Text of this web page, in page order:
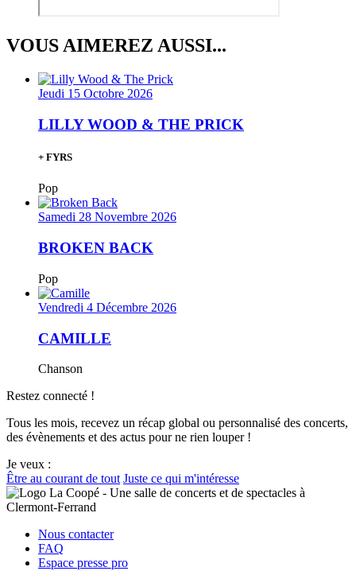
VOUS AIMEREZ AUSSI...
Jeudi 15 Octobre 2026
LILLY WOOD & THE PRICK
+ FYRS
Pop
Samedi 28 Novembre 2026
BROKEN BACK
Pop
Vendredi 4 Décembre 2026
CAMILLE
Chanson
Restez connecté !
Tous les mois, recevez un récap global ou personnalisé des concerts,
des évènements et des actus pour ne rien louper !
Je veux :
Être au courant de tout Juste ce qui m'intéresse
Nous contacter
FAQ
Espace presse pro